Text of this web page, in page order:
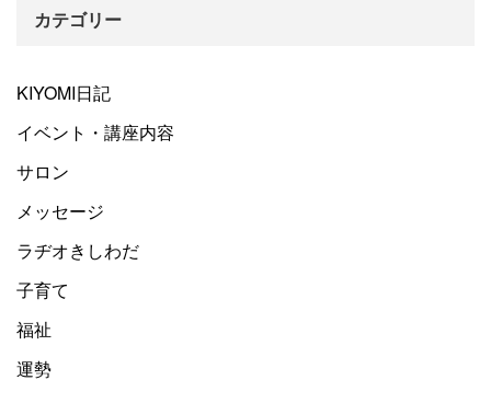
カテゴリー
KIYOMI日記
イベント・講座内容
サロン
メッセージ
ラヂオきしわだ
子育て
福祉
運勢